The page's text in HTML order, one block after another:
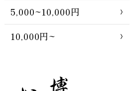
5,000~10,000円
10,000円~